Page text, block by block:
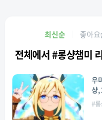
최신순 좋아요
전체에서 #롱샹챔미
우
샹,
#